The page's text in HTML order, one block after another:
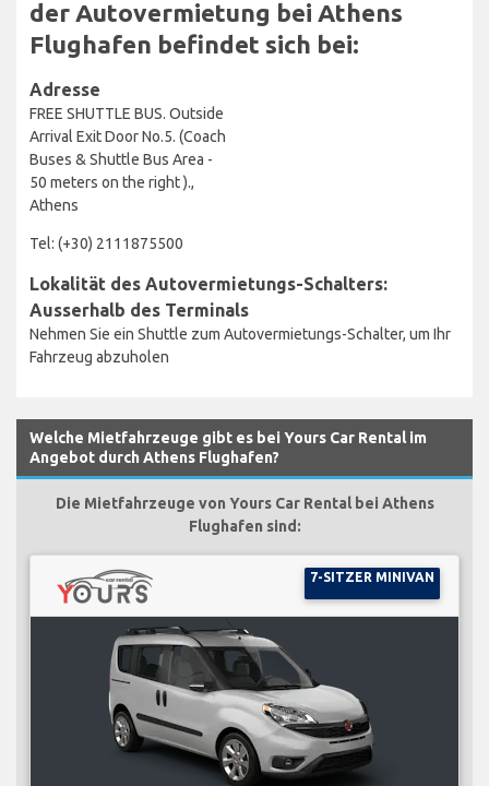
der Autovermietung bei Athens
Flughafen befindet sich bei:
Adresse
FREE SHUTTLE BUS. Outside
Arrival Exit Door No.5. (Coach
Buses & Shuttle Bus Area -
50 meters on the right ).,
Athens
Tel: (+30) 2111875500
Lokalität des Autovermietungs-Schalters:
Ausserhalb des Terminals
Nehmen Sie ein Shuttle zum Autovermietungs-Schalter, um Ihr
Fahrzeug abzuholen
Welche Mietfahrzeuge gibt es bei Yours Car Rental im
Angebot durch Athens Flughafen?
Die Mietfahrzeuge von Yours Car Rental bei Athens
Flughafen sind:
7-SITZER MINIVAN